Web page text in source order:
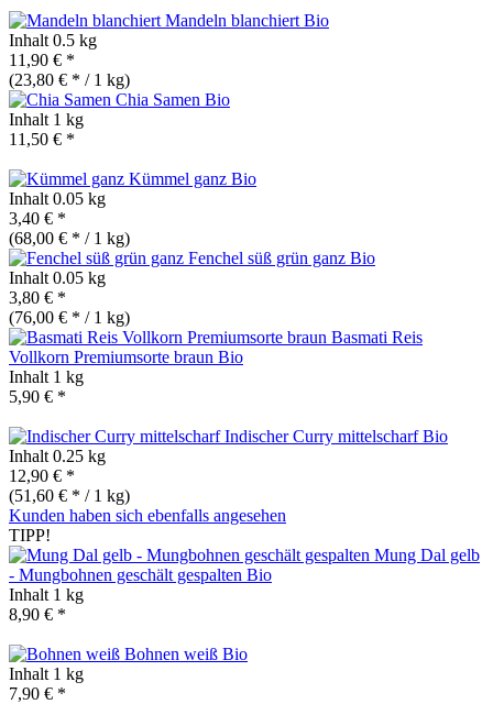
Mandeln blanchiert Bio
Inhalt 0.5 kg
11,90 € *
(23,80 € * / 1 kg)
Chia Samen Bio
Inhalt 1 kg
11,50 € *
Kümmel ganz Bio
Inhalt 0.05 kg
3,40 € *
(68,00 € * / 1 kg)
Fenchel süß grün ganz Bio
Inhalt 0.05 kg
3,80 € *
(76,00 € * / 1 kg)
Basmati Reis
Vollkorn Premiumsorte braun Bio
Inhalt 1 kg
5,90 € *
Indischer Curry mittelscharfBio
Inhalt 0.25 kg
12,90 € *
(51,60 € * / 1 kg)
Kunden haben sich ebenfalls angesehen
TIPP!
Mung Dal gelb
- Mungbohnen geschält gespalten Bio
Inhalt 1 kg
8,90 € *
Bohnen weiß Bio
Inhalt 1 kg
7,90 € *